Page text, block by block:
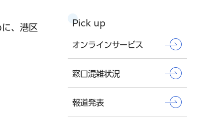
、港区
Pick up
オンラインサービス
窓口混雑状況
報道発表